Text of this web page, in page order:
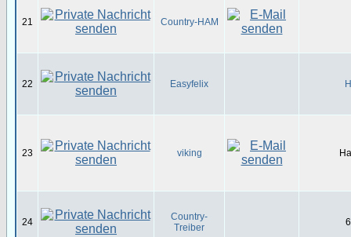
21 Country-HAM
22 Easyfelix
23 viking
24
Country-
Treiber